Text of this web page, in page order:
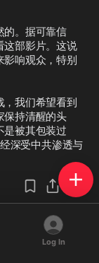
的。据可靠信
这部影片。这说
影响观众，特别
，我们希望看到
保持清醒的头
是被其包装过
深受中共渗透与
Log In